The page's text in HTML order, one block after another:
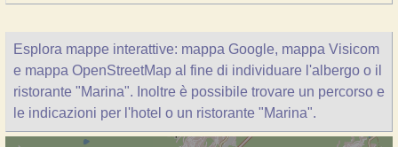
Esplora mappe interattive: mappa Google, mappa Visicom
e mappa OpenStreetMap al fine di individuare l'albergo o il
ristorante "Marina". Inoltre è possibile trovare un percorso e
le indicazioni per l'hotel o un ristorante "Marina".